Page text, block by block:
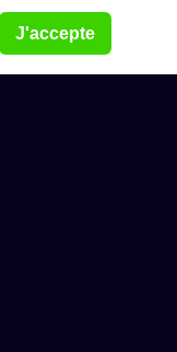
J'accepte